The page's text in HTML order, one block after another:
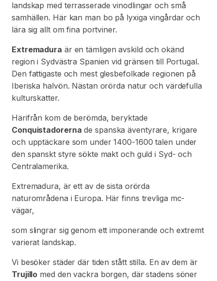
landskap med terrasserade vinodlingar och små
samhällen. Här kan man bo på lyxiga vingårdar och
lära sig allt om fina portviner.
Extremadura är en tämligen avskild och okänd
region i Sydvästra Spanien vid gränsen till Portugal.
Den fattigaste och mest glesbefolkade regionen på
Iberiska halvön. Nästan orörda natur och värdefulla
kulturskatter.
Härifrån kom de berömda, beryktade
Conquistadorerna de spanska äventyrare, krigare
och upptäckare som under 1400-1600 talen under
den spanskt styre sökte makt och guld i Syd- och
Centralamerika.
Extremadura, är ett av de sista orörda
naturområdena i Europa. Här finns trevliga mc-
vägar,
som slingrar sig genom ett imponerande och extremt
varierat landskap.
Vi besöker städer där tiden stått stilla. En av dem är
Trujillo med den vackra borgen, där stadens söner